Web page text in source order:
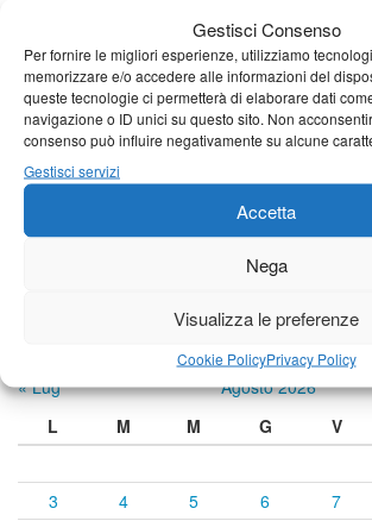
Gestisci Consenso
Per fornire le migliori esperienze, utilizziamo
memorizzare e/o accedere alle informazioni del
queste tecnologie ci permetterà di elaborare dati
navigazione o ID unici su questo sito. Non
consenso può influire negativamente su alcune
Gestisci servizi
Accetta
Nega
Visualizza le preferenze
Cookie PolicyPrivacy Policy
35°C 21°C |
Castelnuovo Garfagnana
20°C|35°C 21°C|
Previsioni a cura di:
Calendario eventi
« Lug Agosto 2026
L
M M G V
3
4 5 6 7